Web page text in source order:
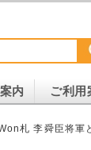
内 ご利用
札 李舜臣将